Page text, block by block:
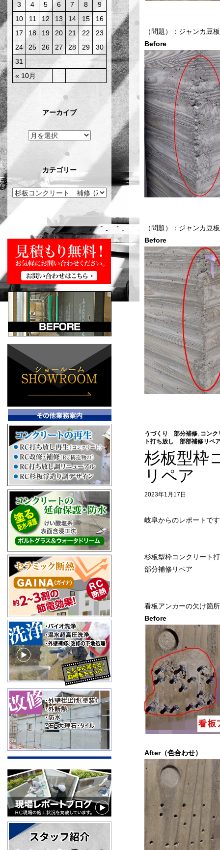
« 10月
3
4 5 6 7 8
9
10
11 12 13 14 15
16
17
18 19 20 21 22
23
24
25 26 27 28 29
30
31
アーカイブ
カテゴリー
（問題）：ジャン
（問題）：ジャン
うづくり 部分補修, コンク
ト打ち放し 部部補修リペ
杉板型枠
リペア
2023年1月17日
岐阜からのレポートで
杉板型枠コンクリート
部分補修リペア
看板アンカーの欠け箇所
Before
After（色合わせ）